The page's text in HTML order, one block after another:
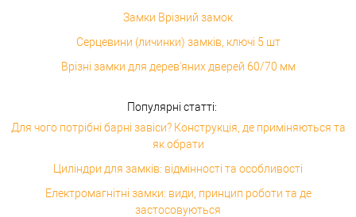
Замки Врізний замок
Серцевини (личинки) замків, ключі 5 шт
Врізні замки для дерев'яних дверей 60/70 мм
Популярні статті:
Для чого потрібні барні завіси? Конструкція, де приміняються та
як обрати
Циліндри для замків: відмінності та особливості
Електромагнітні замки: види, принцип роботи та де
застосовуються